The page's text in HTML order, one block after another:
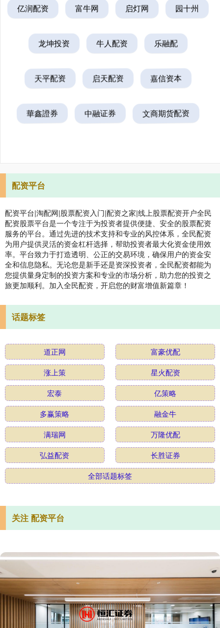
亿润配资 富牛网 启灯网 园十州
龙坤投资 牛人配资 乐融配
天平配资 启天配资 嘉信资本
華鑫證券 中融证券 文商期货配资
配资平台
配资平台|淘配网|股票配资入门|配资之家|线上股票配资开户全民
配资股票平台是一个专注于为投资者提供便捷、安全的股票配资
服务的平台。通过先进的技术支持和专业的风控体系，全民配资
为用户提供灵活的资金杠杆选择，帮助投资者最大化资金使用效
率。平台致力于打造透明、公正的交易环境，确保用户的资金安
全和信息隐私。无论您是新手还是资深投资者，全民配资都能为
您提供量身定制的投资方案和专业的市场分析，助力您的投资之
旅更加顺利。加入全民配资，开启您的财富增值新篇章！
话题标签
道正网
富豪优配
涨上策
星火配资
宏泰
亿策略
多赢策略
融金牛
满瑞网
万隆优配
弘益配资
长胜证券
全部话题标签
关注 配资平台